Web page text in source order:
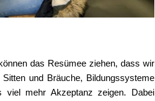
das Resümee ziehen, dass wir
und Bräuche, Bildungssysteme
viel mehr Akzeptanz zeigen. Dabei